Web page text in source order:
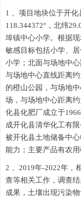
1 、 项目地块位于开
118.344372° ，北纬
埠镇中心小学。 根据
敏感目标包括小学、
小学；北面与场地中
与场地中心直线距离约
的橙山公园，与场地
场，与场地中心距离约
化县化肥厂成立于1966
成开化县清华化工有限
被开化县土地储备中
能力；主要产品有农
2 、2019年-2022年，
查等相关工作，调查
成果，土壤出现污染